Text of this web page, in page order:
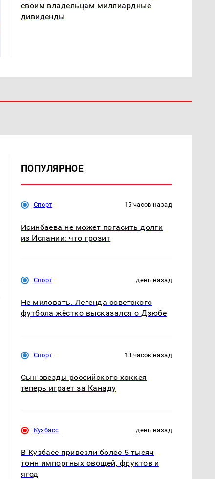
своим владельцам миллиардные
дивиденды
ПОПУЛЯРНОЕ
Спорт 15 часов назад
Исинбаева не может погасить долги
из Испании: что грозит
Спорт день назад
Не миловать. Легенда советского
футбола жёстко высказался о Дзюбе
Спорт 18 часов назад
Сын звезды российского хоккея
теперь играет за Канаду
Кузбасс день назад
В Кузбасс привезли более 5 тысяч
тонн импортных овощей, фруктов и
ягод